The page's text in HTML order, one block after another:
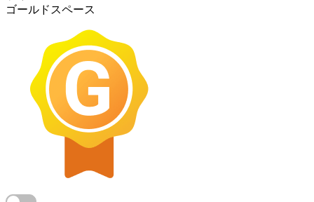
ゴールドスペース